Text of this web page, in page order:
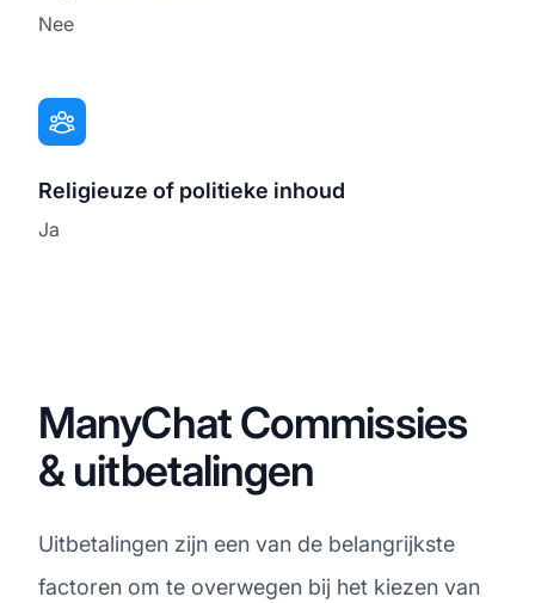
Nee
Religieuze of politieke inhoud
Ja
ManyChat Commissies
& uitbetalingen
Uitbetalingen zijn een van de belangrijkste
factoren om te overwegen bij het kiezen van